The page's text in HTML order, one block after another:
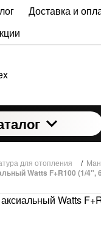
Доставка и
для отопления /
Watts F+R100 (1/4",